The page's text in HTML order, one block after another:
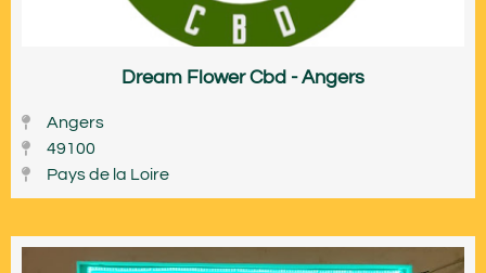
Dream Flower Cbd - Angers
Angers
49100
Pays de la Loire